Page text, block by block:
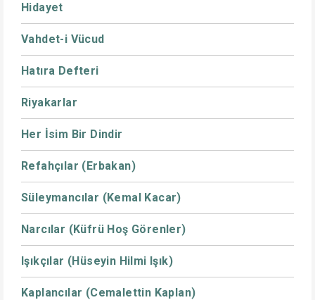
Hidayet
Vahdet-i Vücud
Hatıra Defteri
Riyakarlar
Her İsim Bir Dindir
Refahçılar (Erbakan)
Süleymancılar (Kemal Kacar)
Narcılar (Küfrü Hoş Görenler)
Işıkçılar (Hüseyin Hilmi Işık)
Kaplancılar (Cemalettin Kaplan)